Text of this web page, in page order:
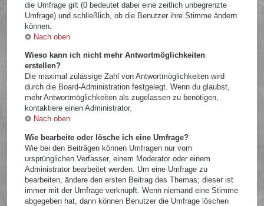
die Umfrage gilt (0 bedeutet dabei eine zeitlich unbegrenzte
Umfrage) und schließlich, ob die Benutzer ihre Stimme ändern
können.
Nach oben
Wieso kann ich nicht mehr Antwortmöglichkeiten
erstellen?
Die maximal zulässige Zahl von Antwortmöglichkeiten wird
durch die Board-Administration festgelegt. Wenn du glaubst,
mehr Antwortmöglichkeiten als zugelassen zu benötigen,
kontaktiere einen Administrator.
Nach oben
Wie bearbeite oder lösche ich eine Umfrage?
Wie bei den Beiträgen können Umfragen nur vom
ursprünglichen Verfasser, einem Moderator oder einem
Administrator bearbeitet werden. Um eine Umfrage zu
bearbeiten, ändere den ersten Beitrag des Themas; dieser ist
immer mit der Umfrage verknüpft. Wenn niemand eine Stimme
abgegeben hat, dann können Benutzer die Umfrage löschen